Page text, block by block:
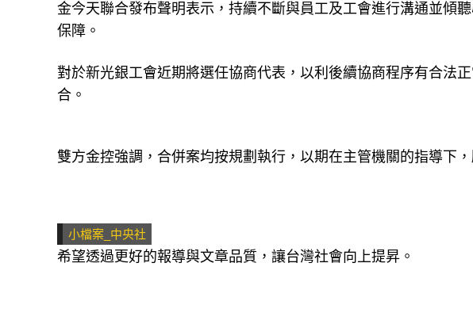
金今天聯合發布聲明表示，持續不斷與員工及工會進行溝通並傾
保障。
對於新光銀工會近期將選任協商代表，以利後續協商程序有合法
合。
雙方金控強調，合併案均按規劃執行，以期在主管機關的指導下
小檔案_中央社
希望透過更好的報導與文章品質，讓台灣社會向上提昇。